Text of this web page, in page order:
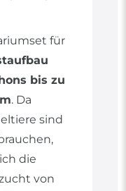
für
bis zu
. Da
sind
die
von